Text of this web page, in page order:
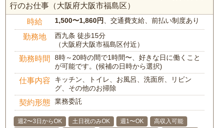
行のお仕事（大阪府大阪市福島区）
時給 1,500〜1,860円 、交通費支給、前払い制度あり
勤務地
西九条 徒歩15分
（大阪府大阪市福島区付近）
勤務時間
8時～20時の間で1時間〜、好きな日に働くこと
が可能です。(候補の日時から選択)
仕事内容
キッチン、トイレ、お風呂、洗面所、リビン
グ、その他のお掃除
契約形態 業務委託
週2〜3日からOK 土日祝のみOK 週1〜OK
高収入可能